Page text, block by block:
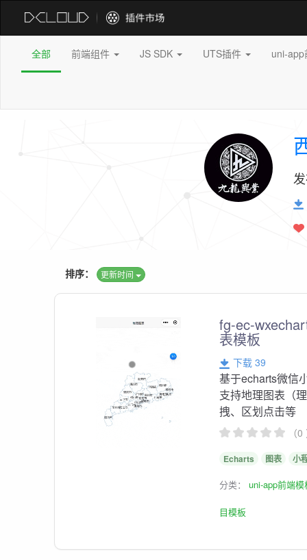
全部 前端组件 JS SDK UTS插件 uni-
排序： 更新时间
fg-ec-
表模板
下载 39
基于echarts微信
支持地理图表（
拽、区划点击等
（
Echarts 图表 小
分类：uni-app前端模
目模板